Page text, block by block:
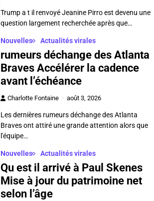
Trump a t il renvoyé Jeanine Pirro est devenu une
question largement recherchée après que…
Nouvelles Actualités virales
rumeurs déchange des Atlanta
Braves Accélérer la cadence
avant l’échéance
Charlotte Fontaine août 3, 2026
Les dernières rumeurs déchange des Atlanta
Braves ont attiré une grande attention alors que
l'équipe…
Nouvelles Actualités virales
Qu est il arrivé à Paul Skenes
Mise à jour du patrimoine net
selon l’âge